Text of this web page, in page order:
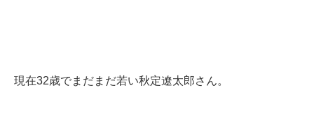
現在32歳でまだまだ若い秋定遼太郎さん。